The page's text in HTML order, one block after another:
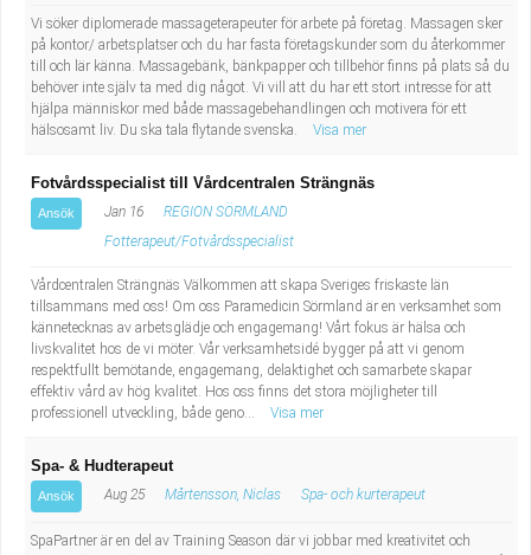
Sanering och renhållning
Socialt arbete
Säkerhetsarbete
Tekniskt arbete
Transport
Fastighetsskötare
Informatör/Kommunikatör
Brevbärare
Sjuksköterska, grundutbildad
Kock, storhushåll
Undersköterska, vård- o specialavd. o mottagning
Bibliotekarie
Administrativ assistent
Lärare i gymnasiet
Vi söker diplomerade massageterapeuter för arbete på företag. Massagen sker
på kontor/ arbetsplatser och du har fasta företagskunder som du återkommer
till och lär känna. Massagebänk, bänkpapper och tillbehör finns på plats så du
behöver inte själv ta med dig något. Vi vill att du har ett stort intresse för att
hjälpa människor med både massagebehandlingen och motivera för ett
hälsosamt liv. Du ska tala flytande svenska.
Visa mer
Fotvårdsspecialist till Vårdcentralen Strängnäs
Ansök Jan 16
REGION SÖRMLAND
Fotterapeut/Fotvårdsspecialist
Vårdcentralen Strängnäs Välkommen att skapa Sveriges friskaste län
tillsammans med oss! Om oss Paramedicin Sörmland är en verksamhet som
kännetecknas av arbetsglädje och engagemang! Vårt fokus är hälsa och
livskvalitet hos de vi möter. Vår verksamhetsidé bygger på att vi genom
respektfullt bemötande, engagemang, delaktighet och samarbete skapar
effektiv vård av hög kvalitet. Hos oss finns det stora möjligheter till
professionell utveckling, både geno...
Visa mer
Spa- & Hudterapeut
Ansök Aug 25 Mårtensson, Niclas Spa- och kurterapeut
SpaPartner är en del av Training Season där vi jobbar med kreativitet och